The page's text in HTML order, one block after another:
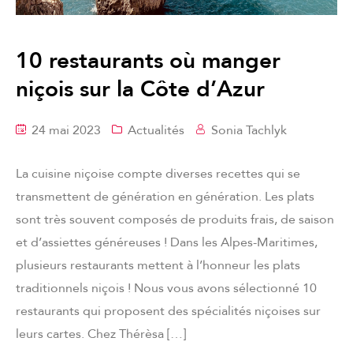
10 restaurants où manger
niçois sur la Côte d’Azur
24 mai 2023 Actualités Sonia Tachlyk
La cuisine niçoise compte diverses recettes qui se
transmettent de génération en génération. Les plats
sont très souvent composés de produits frais, de saison
et d’assiettes généreuses ! Dans les Alpes-Maritimes,
plusieurs restaurants mettent à l’honneur les plats
traditionnels niçois ! Nous vous avons sélectionné 10
restaurants qui proposent des spécialités niçoises sur
leurs cartes. Chez Thérèsa […]